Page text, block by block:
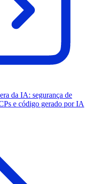
da IA: segurança de
e código gerado por IA